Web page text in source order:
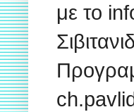
με το